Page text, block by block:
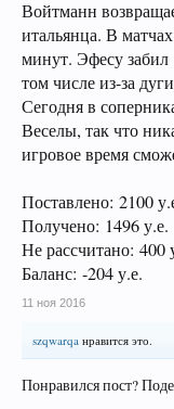
Войтманн
итальянца. В
минут. Эфесу забил
том числе из-за
Сегодня в
Веселы, так что
игровое время
Поставлено: 2100
Получено: 1496 у.е.
Не рассчитано: 400
Баланс: -204 у.е.
11 ноя 2016
szqwarqa нравится это.
Понравился пост?